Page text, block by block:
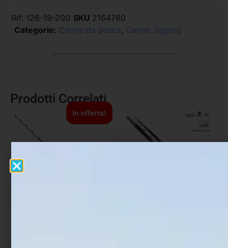
Rif: 126-19-200 SKU 2164760
Categorie: Canne da pesca, Canne Jigging
Prodotti Correlati
In offerta!